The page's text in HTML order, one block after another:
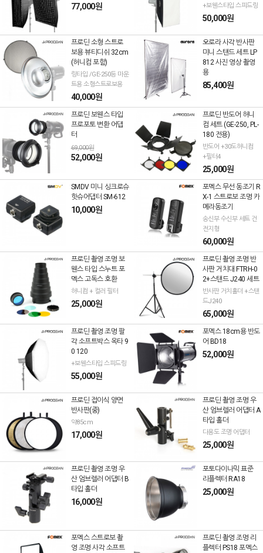
77,000원 +보웬스타입 스피드링
50,000원
프로딘 소형 스트로
보용 뷰티디쉬 32cm
(허니컴 포함)
링타입 /GE-250등 마운
트용 소형스트로보용
40,000원
오로라 사각 반사판
미니 스탠드 세트 LP
812 사진 영상 촬영
용
85,400원
프로딘 보웬스 타입
프로포토 변환 어댑
터
69,000원
52,000원
프로딘 반도어 허니
컴 세트 (GE-250, PL-
180 전용)
반도어 +30도허니컴
+필터4
25,000원
SMDV 미니 싱크로슈
핫슈어댑터 SM-612
10,000원
포멕스 무선 동조기 R
X-1 스트로보 조명 카
메라동조기
송신부 수신부 세트 건
전지형
60,000원
프로딘 촬영 조명 보
웬스 타입 스누트 포
멕스 고독스 호환
허니컴 + 컬러 필터
25,000원
프로딘 촬영 조명 반
사판 거치대 FTRH-0
2+스탠드 J240 세트
반사판 거치홀더 +스탠
드J240
65,000원
프로딘 촬영 조명 팔
각 소프트박스 옥타 9
0 120
+보웬스타입 스피드링
55,000원
포멕스 18cm용 반도
어 BD18
52,000원
프로딘 접이식 양면
반사판(중)
약85cm
17,000원
프로딘 촬영 조명 우
산 엄브렐러 어댑터 A
타입 홀더
다용도 조명 어댑터
25,000원
프로딘 촬영 조명 우
산 엄브렐러 어댑터 B
타입 홀더
16,000원
포토다이나믹 표준
리플렉터 RA18
25,000원
포멕스 스트로보 촬
영 조명 사각 소프트
프로딘 촬영 조명 리
플렉터 PS18 포멕스